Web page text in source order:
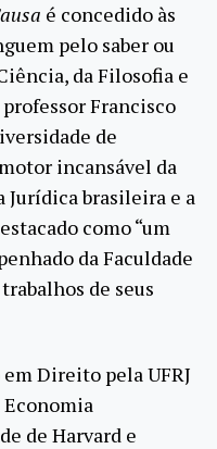
é concedido às
pelo saber ou
da Filosofia e
Francisco
de
incansável da
Jurídica brasileira e a
como “um
da Faculdade
de seus
Direito pela UFRJ
Economia
de Harvard e